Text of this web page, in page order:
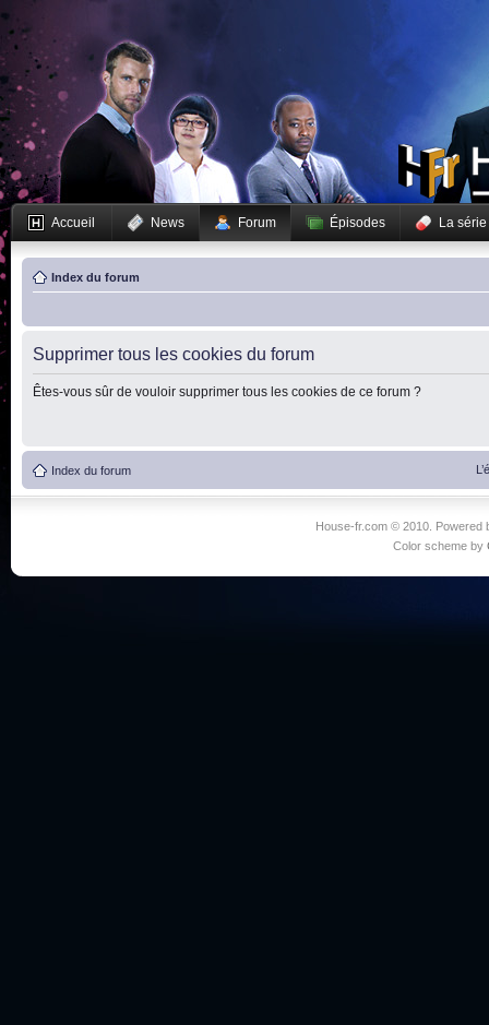
Accueil News Forum Épisodes La série
Index du forum
Supprimer tous les cookies du forum
Êtes-vous sûr de vouloir supprimer tous les cookies de ce forum ?
Index du forum
House-fr.com © 2010. Powered
Color scheme by